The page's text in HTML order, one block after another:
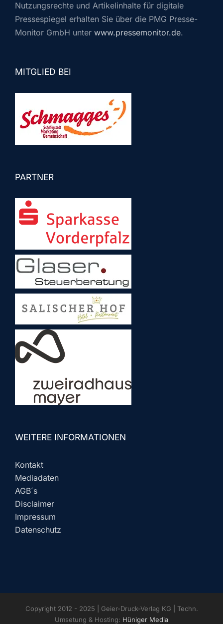
Nutzungsrechte und Artikelinhalte für digitale
Pressespiegel erhalten Sie über die PMG Presse-
Monitor GmbH unter www.pressemonitor.de.
MITGLIED BEI
PARTNER
WEITERE INFORMATIONEN
Kontakt
Mediadaten
AGB´s
Disclaimer
Impressum
Datenschutz
Copyright 2012 - 2025 | Geier-Druck-Verlag KG | Techn.
Umsetung & Hosting: Hüniger Media